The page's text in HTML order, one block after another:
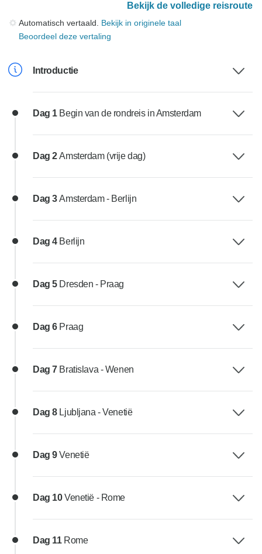
Bekijk de volledige reisroute
Automatisch vertaald. Bekijk in originele taal
Beoordeel deze vertaling
Introductie
Dag 1 Begin van de rondreis in Amsterdam
Dag 2Amsterdam (vrije dag)
Dag 3Amsterdam - Berlijn
Dag 4 Berlijn
Dag 5 Dresden - Praag
Dag 6 Praag
Dag 7 Bratislava - Wenen
Dag 8 Ljubljana - Venetië
Dag 9Venetië
Dag 10Venetië - Rome
Dag 11 Rome